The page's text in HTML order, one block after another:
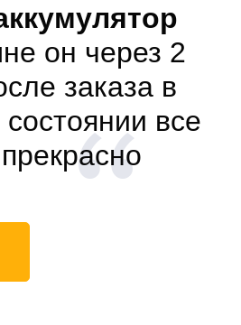
он через 2
заказа в
все